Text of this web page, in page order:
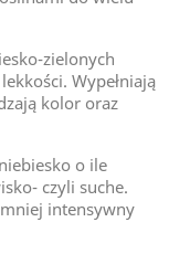
zielonych
Wypełniają
kolor oraz
o ile
czyli suche.
intensywny